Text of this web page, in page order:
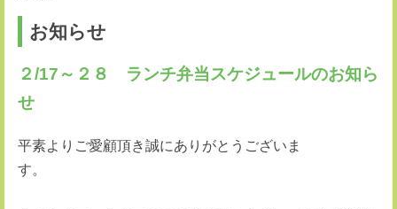
お知らせ
２/17～２８ ランチ弁当スケジュールのお知ら
せ
平素よりご愛顧頂き誠にありがとうございま